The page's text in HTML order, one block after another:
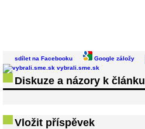
sdílet na Facebooku Google záložy
vybrali.sme.sk
Diskuze a názory k článku
Vložit příspěvek